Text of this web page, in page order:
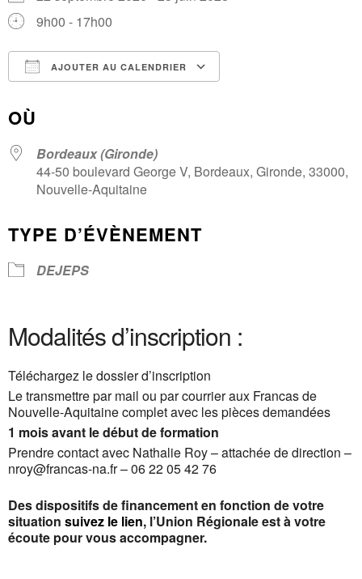
9h00 - 17h00
AJOUTER AU CALENDRIER
OÙ
Bordeaux (Gironde)
44-50 boulevard George V, Bordeaux, Gironde, 33000,
Nouvelle-Aquitaine
TYPE D’ÉVÈNEMENT
DEJEPS
Modalités d’inscription :
Téléchargez le dossier d’inscription
Le transmettre par mail ou par courrier aux Francas de
Nouvelle-Aquitaine complet avec les pièces demandées
1 mois avant le début de formation
Prendre contact avec Nathalie Roy – attachée de direction –
nroy@francas-na.fr – 06 22 05 42 76
Des dispositifs de financement en fonction de votre
situation suivez le lien, l’Union Régionale est à votre
écoute pour vous accompagner.